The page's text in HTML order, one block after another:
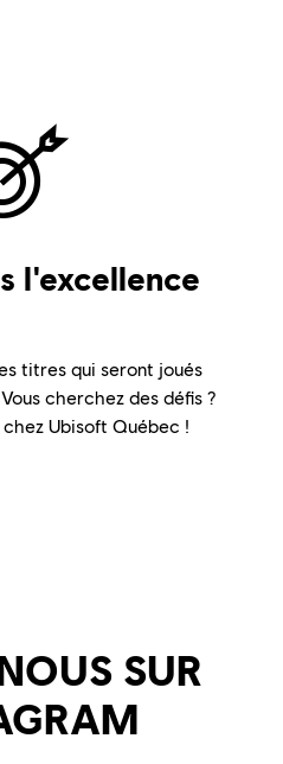
l'excellence
titres qui seront joués
cherchez des défis ?
Ubisoft Québec !
SUR